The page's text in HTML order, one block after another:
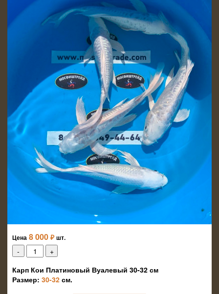
Цена 8 000 ₽ шт.
Карп Кои Платиновый Вуалевый 30-32 см
Размер: 30-32 см.